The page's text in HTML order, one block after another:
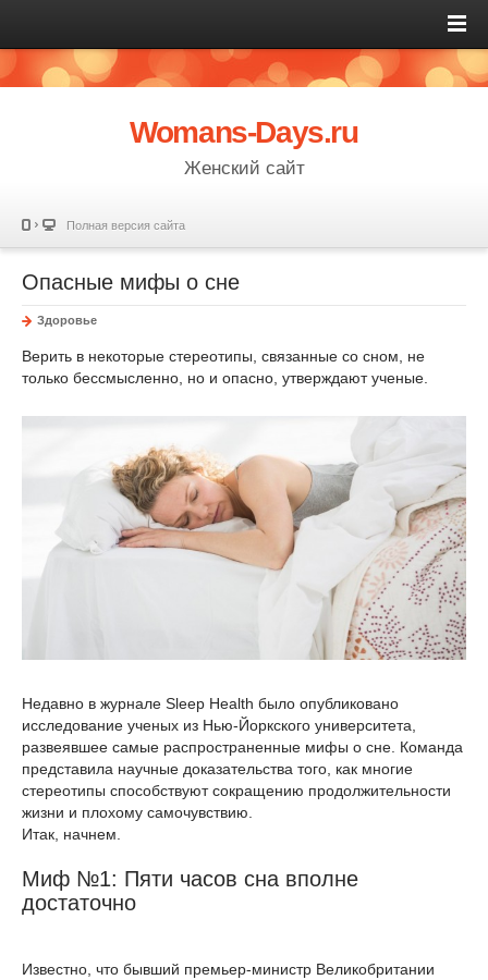
Womans-Days.ru
Женский сайт
Полная версия сайта
Опасные мифы о сне
Здоровье
Верить в некоторые стереотипы, связанные со сном, не
только бессмысленно, но и опасно, утверждают ученые.
Недавно в журнале Sleep Health было опубликовано
исследование ученых из Нью-Йоркского университета,
развеявшее самые распространенные мифы о сне. Команда
представила научные доказательства того, как многие
стереотипы способствуют сокращению продолжительности
жизни и плохому самочувствию.
Итак, начнем.
Миф №1: Пяти часов сна вполне
достаточно
Известно, что бывший премьер-министр Великобритании